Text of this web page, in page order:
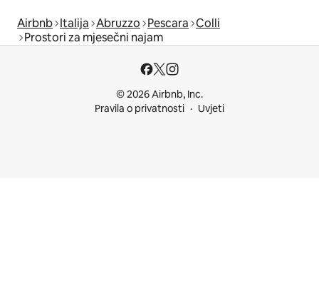
Airbnb Italija Abruzzo Pescara Colli
Prostori za mjesečni najam
© 2026 Airbnb, Inc.
Pravila o privatnosti
Uvjeti